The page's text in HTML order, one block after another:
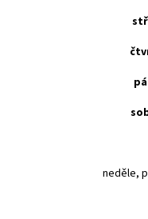
neděle,